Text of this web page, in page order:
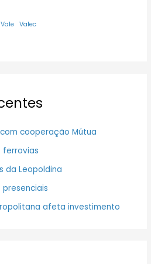
Vale Valec
cooperação Mútua
ferrovias
da Leopoldina
presenciais
afeta investimento